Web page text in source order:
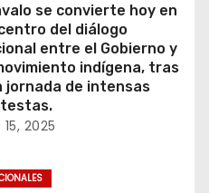
se convierte hoy en
del diálogo
entre el Gobierno y
indígena, tras
jornada de intensas
2025